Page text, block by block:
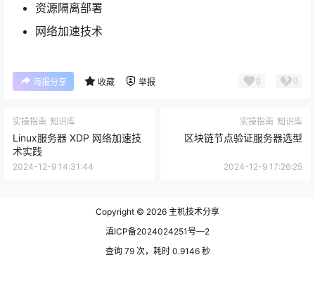
资源隔离部署
网络加速技术
海报分享 收藏 举报 0 0
实操指南 知识库
Linux服务器 XDP 网络加速技
术实践
2024-12-9 14:31:44
实操指南 知识库
区块链节点验证服务器选型
2024-12-9 17:26:25
Copyright © 2026 主机技术分享
滇ICP备2024024251号—2
查询 79 次，耗时 0.9146 秒